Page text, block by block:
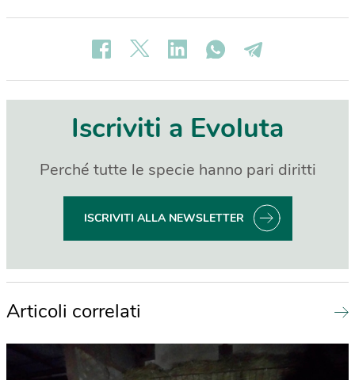
Iscriviti a Evoluta
Perché tutte le specie hanno pari diritti
ISCRIVITI ALLA NEWSLETTER
Articoli correlati